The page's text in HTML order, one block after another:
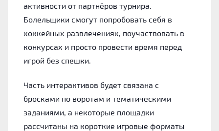
активности от партнёров турнира.
Болельщики смогут попробовать себя в
хоккейных развлечениях, поучаствовать в
конкурсах и просто провести время перед
игрой без спешки.
Часть интерактивов будет связана с
бросками по воротам и тематическими
заданиями, а некоторые площадки
рассчитаны на короткие игровые форматы